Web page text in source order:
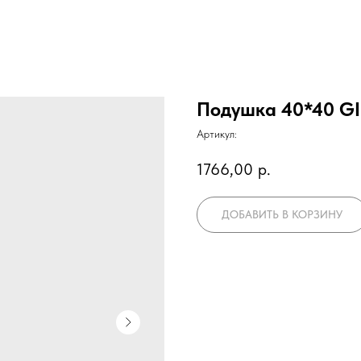
Подушка 40*40
Артикул:
1766,00 р.
ДОБАВИТЬ В КОРЗИНУ